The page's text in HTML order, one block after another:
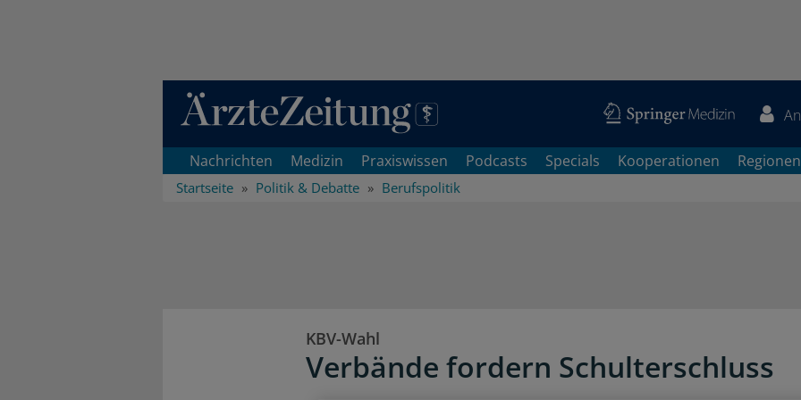
Direkt zum Inhaltsbereich
Nachrichten Medizin Praxiswissen Podcasts Specials Kooperationen Regionen
Startseite Politik & Debatte Berufspolitik
KBV-Wahl
Verbände fordern Schulterschluss